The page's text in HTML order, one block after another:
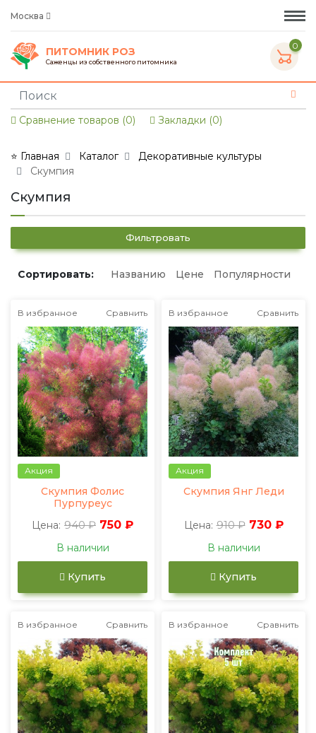
Москва
ПИТОМНИК РОЗ
Саженцы из собственного питомника
0
Сравнение товаров (0) Закладки (0)
⭐ Главная Каталог
Декоративные культуры
Скумпия
Скумпия
Фильтровать
Сортировать: Названию Цене Популярности
В избранное Сравнить
Акция
Скумпия Фолис
Пурпуреус
Цена: 940 ₽ 750 ₽
В наличии
Купить
В избранное Сравнить
Акция
Скумпия Янг Леди
Цена: 910 ₽ 730 ₽
В наличии
Купить
В избранное Сравнить В избранное Сравнить